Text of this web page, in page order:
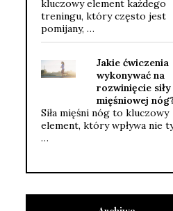
kluczowy element każdego
treningu, który często jest
pomijany, …
Jakie ćwiczenia
wykonywać na
rozwinięcie siły
mięśniowej
Siła mięśni nóg to kluczowy
element, który wpływa nie
…